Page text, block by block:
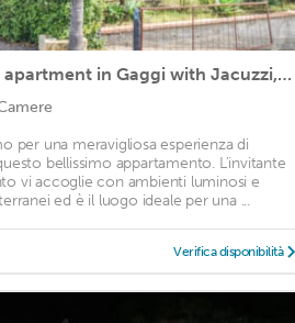
Awesome apartment in Gaggi with Jacuzzi, WiFi and 4 Bedrooms
per una meravigliosa esperienza di
bellissimo appartamento. L'invitante
vi accoglie con ambienti luminosi e
ed è il luogo ideale per una ...
Verifica disponibilità